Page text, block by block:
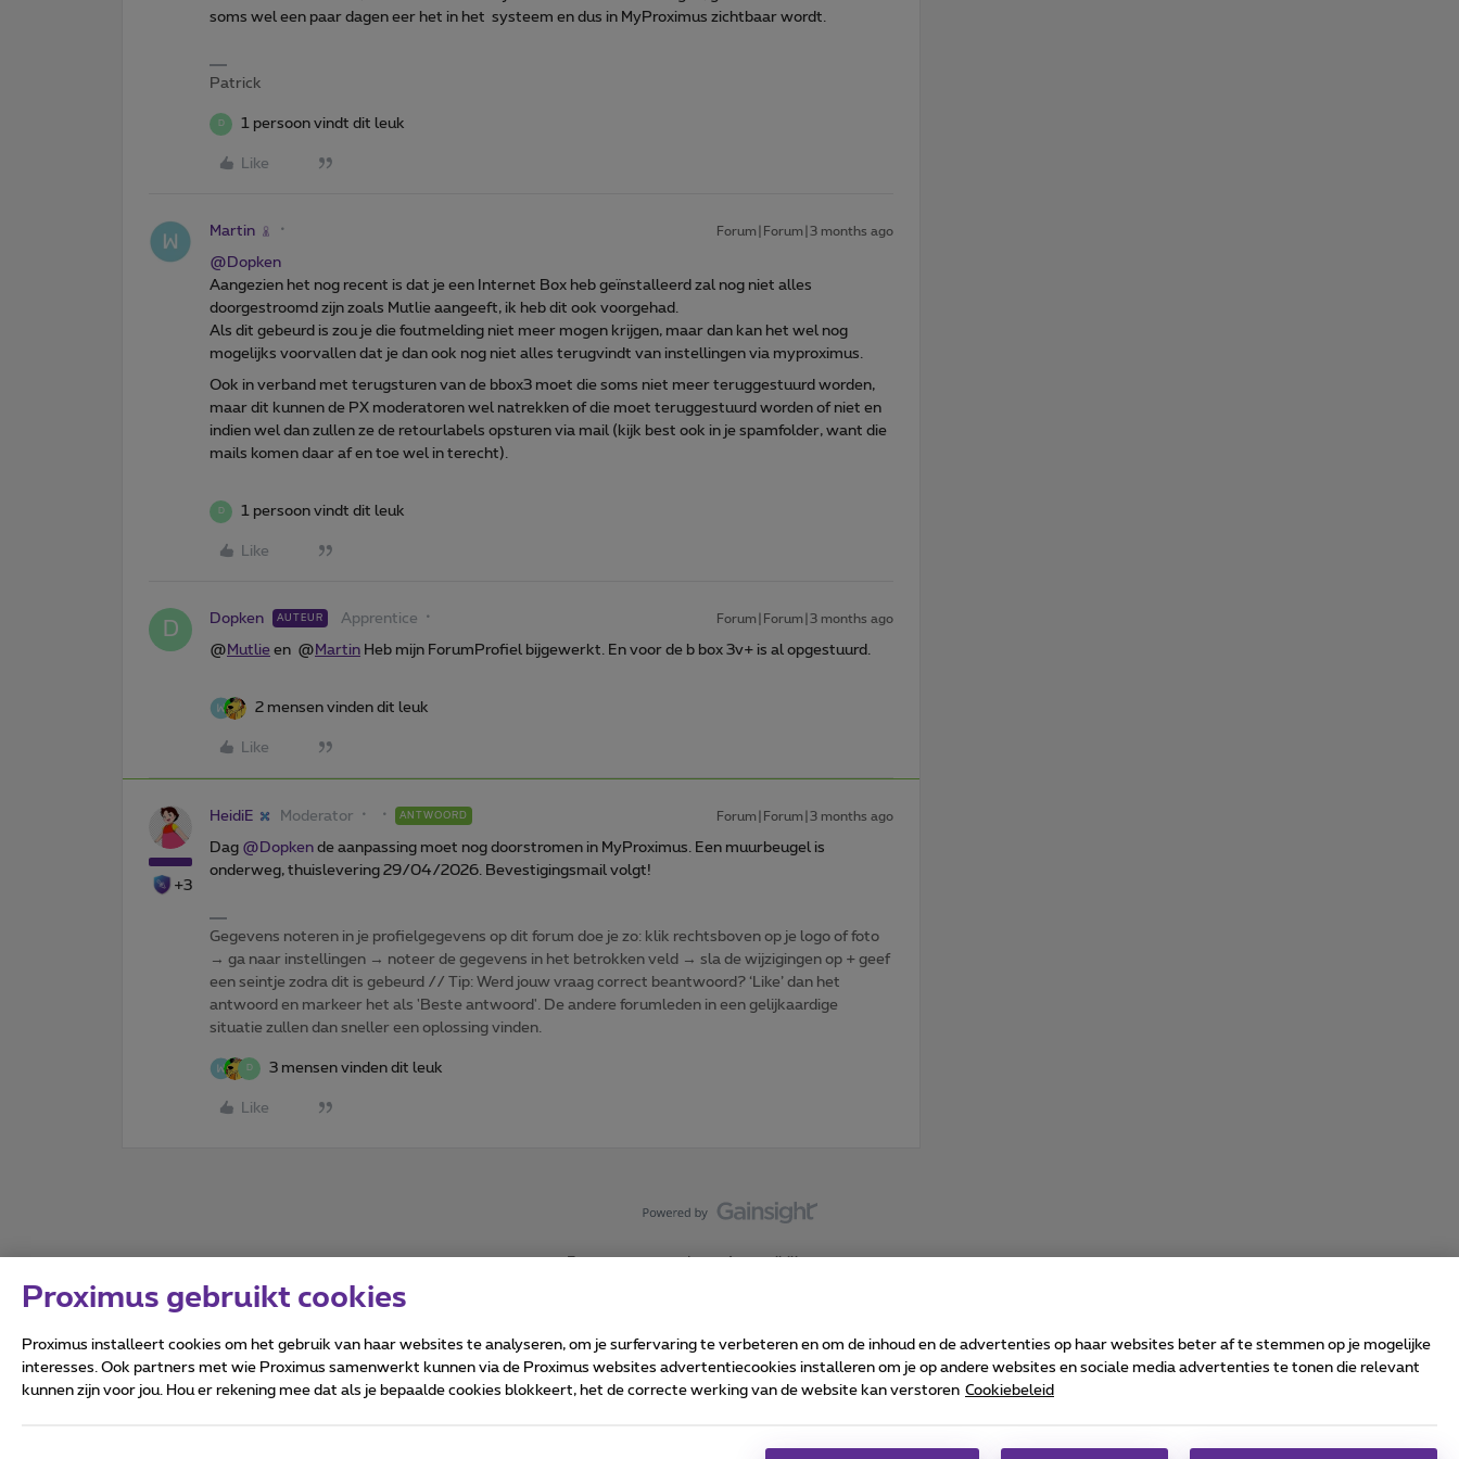
soms wel een paar dagen eer het in het systeem en dus in MyProximus zichtbaar wordt.
Patrick
D 1 persoon vindt dit leuk
Like
Martin Forum|Forum|3 months ago
@Dopken
Aangezien het nog recent is dat je een Internet Box heb geïnstalleerd zal nog niet alles
doorgestroomd zijn zoals Mutlie aangeeft, ik heb dit ook voorgehad.
Als dit gebeurd is zou je die foutmelding niet meer mogen krijgen, maar dan kan het wel nog
mogelijks voorvallen dat je dan ook nog niet alles terugvindt van instellingen via myproximus.
Ook in verband met terugsturen van de bbox3 moet die soms niet meer teruggestuurd worden,
maar dit kunnen de PX moderatoren wel natrekken of die moet teruggestuurd worden of niet en
indien wel dan zullen ze de retourlabels opsturen via mail (kijk best ook in je spamfolder, want die
mails komen daar af en toe wel in terecht).
D 1 persoon vindt dit leuk
Like
D Dopken AUTEUR Apprentice Forum|Forum|3 months ago
@ Mutlie en @ Martin Heb mijn ForumProfiel bijgewerkt. En voor de b box 3v+ is al opgestuurd.
2 mensen vinden dit leuk
Like
+3
HeidiE Moderator ANTWOORD Forum|Forum|3 months ago
Dag ​ @Dopken de aanpassing moet nog doorstromen in MyProximus. Een muurbeugel is
onderweg, thuislevering 29/04/2026. Bevestigingsmail volgt!
Gegevens noteren in je profielgegevens op dit forum doe je zo: klik rechtsboven op je logo of foto
→ ga naar instellingen → noteer de gegevens in het betrokken veld → sla de wijzigingen op + geef
een seintje zodra dit is gebeurd // Tip: Werd jouw vraag correct beantwoord? ‘Like’ dan het
antwoord en markeer het als 'Beste antwoord'. De andere forumleden in een gelijkaardige
situatie zullen dan sneller een oplossing vinden.
D 3 mensen vinden dit leuk
Like
Forumvoorwaarden Accessibility statement
Alle rechten voorbehouden. ©2026Proximus
Carrier & Wholesale Solutions
Proximus gebruikt cookies
Proximus installeert cookies om het gebruik van haar websites te analyseren, om je surfervaring te verbeteren en om de inhoud en de advertenties op haar websites beter af te stemmen op je mogelijke
interesses. Ook partners met wie Proximus samenwerkt kunnen via de Proximus websites advertentiecookies installeren om je op andere websites en sociale media advertenties te tonen die relevant
kunnen zijn voor jou. Hou er rekening mee dat als je bepaalde cookies blokkeert, het de correcte werking van de website kan verstoren Cookiebeleid